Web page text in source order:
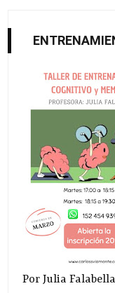
Por Julia Falabella